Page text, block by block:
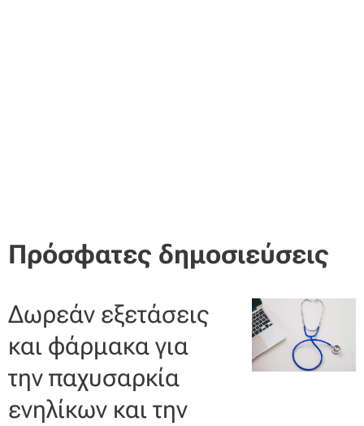
Πρόσφατες δημοσιεύσεις
Δωρεάν εξετάσεις
και φάρμακα για
την παχυσαρκία
ενηλίκων και την